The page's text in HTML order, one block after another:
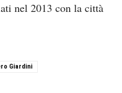
nel 2013 con la città
Giardini